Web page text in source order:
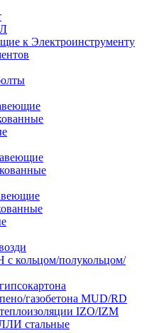
к Электроинструменту
кольцом/полукольцом/
газобетона MUD/RD
IZO/IZM
стальные